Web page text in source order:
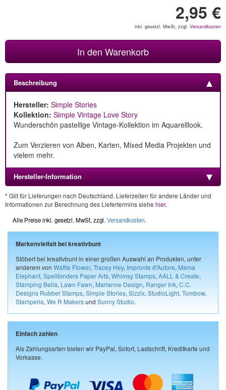
2,95 €
inkl. gesetzl. MwSt, zzgl. Versandkosten
In den Warenkorb
Beschreibung
Hersteller: Simple Stories
Kollektion: Simple Vintage Love Story
Wunderschön pastellige Vintage-Kollektion im Aquarelllook.
Zum Verzieren von Alben, Karten, Mixed Media Projekten und
vielem mehr.
Hersteller-Information
* Gilt für Lieferungen nach Deutschland. Lieferzeiten für andere Länder und
Informationen zur Berechnung des Liefertermins siehe hier.
Alle Preise inkl. gesetzl. MwSt, zzgl. Versandkosten.
Markenvielfalt bei kreativbunt
Stöbert bei kreativbunt in einer großen Auswahl an Produkten, unter
anderem von Waffle Flower, Tracey Hey, Impronte d'Autore, Mama
Elephant, Spellbinders Paper Arts, Whimsy Stamps, AALL & Create,
Stamping Bella, Lawn Fawn, Marianne Design, Ranger Ink, C.C.
Designs Rubber Stamps, Simple Stories, Sizzix, StudioLight, Tombow,
Stamperia, We R Makersund Sunny Studio.
Einfach zahlen
Als Zahlungsarten bieten wir PayPal, Sofort, Lastschrift, Kreditkarte und
Vorkasse.